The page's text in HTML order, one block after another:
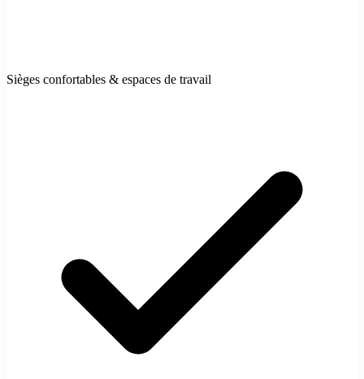
Sièges confortables & espaces de travail